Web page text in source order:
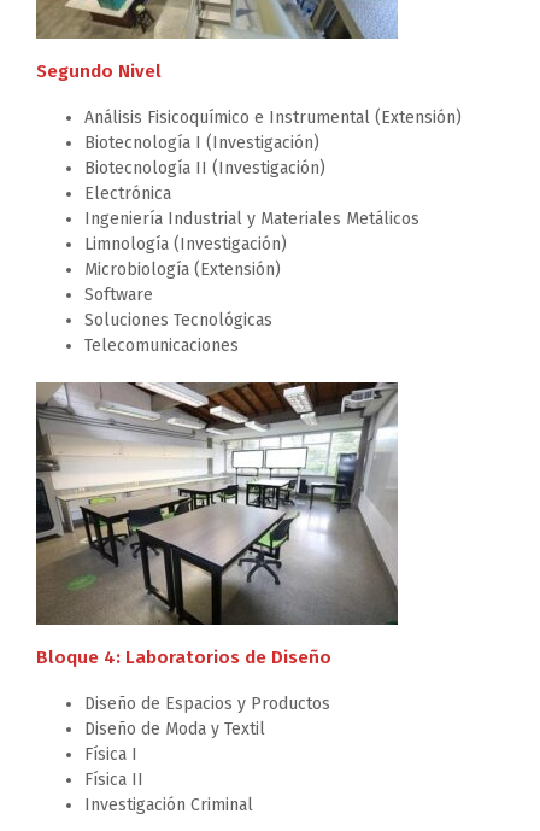
Segundo Nivel
Análisis Fisicoquímico e Instrumental (Extensión)
Biotecnología I (Investigación)
Biotecnología II (Investigación)
Electrónica
Ingeniería Industrial y Materiales Metálicos
Limnología (Investigación)
Microbiología (Extensión)
Software
Soluciones Tecnológicas
Telecomunicaciones
Bloque 4: Laboratorios de Diseño
Diseño de Espacios y Productos
Diseño de Moda y Textil
Física I
Física II
Investigación Criminal